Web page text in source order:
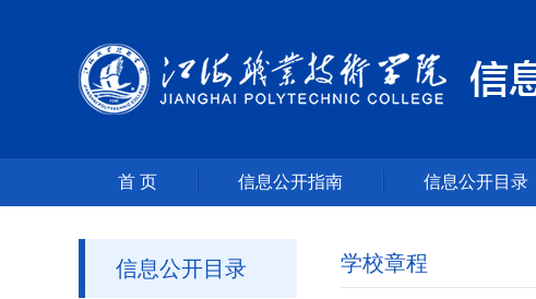
首 页 信息公开指南 信息公开目录
信息公开目录 学校章程